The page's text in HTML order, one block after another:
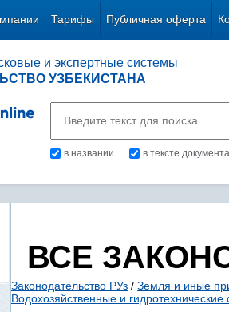
Тарифы Публичная оферта
и экспертные системы
УЗБЕКИСТАНА
в названии в тексте документа
ВСЕ
Законодательство РУз / Земля и иные
Водохозяйственные и